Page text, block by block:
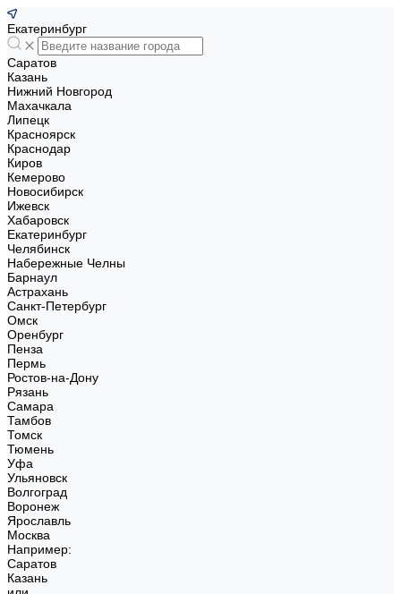
Екатеринбург
Саратов
Казань
Нижний Новгород
Махачкала
Липецк
Красноярск
Краснодар
Киров
Кемерово
Новосибирск
Ижевск
Хабаровск
Екатеринбург
Челябинск
Набережные Челны
Барнаул
Астрахань
Санкт-Петербург
Омск
Оренбург
Пенза
Пермь
Ростов-на-Дону
Рязань
Самара
Тамбов
Томск
Тюмень
Уфа
Ульяновск
Волгоград
Воронеж
Ярославль
Москва
Например:
Саратов
Казань